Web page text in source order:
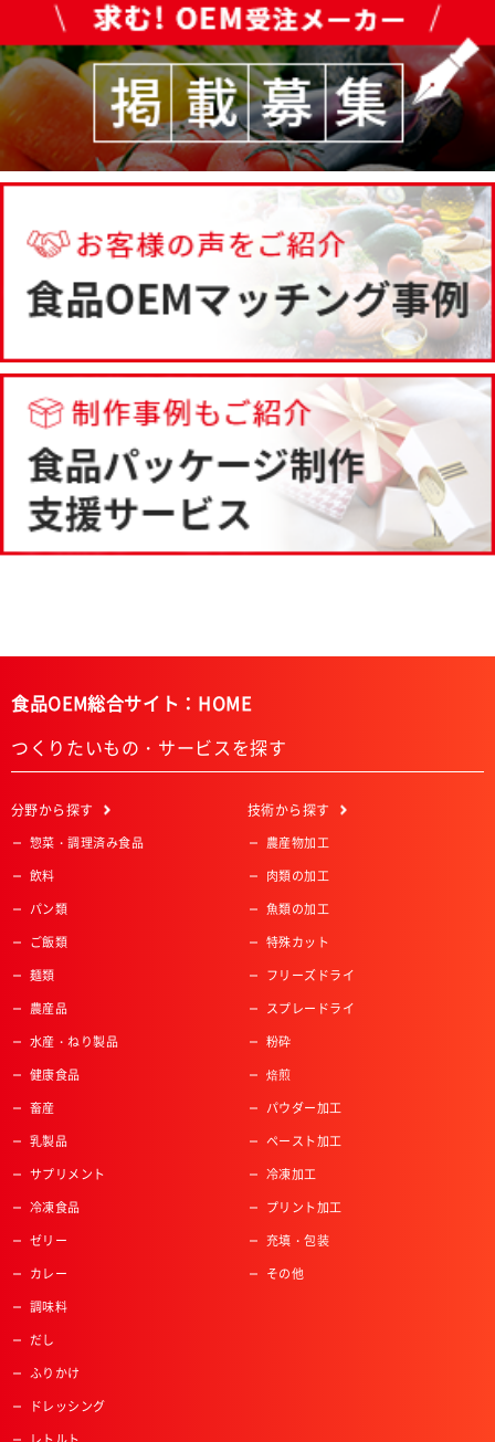
食品OEM総合サイト：HOME
つくりたいもの・サービスを探す
分野から探す
惣菜・調理済み食品
飲料
パン類
ご飯類
麺類
農産品
水産・ねり製品
健康食品
畜産
乳製品
サプリメント
冷凍食品
ゼリー
カレー
調味料
だし
ふりかけ
ドレッシング
技術から探す
農産物加工
肉類の加工
魚類の加工
特殊カット
フリーズドライ
スプレードライ
粉砕
焙煎
パウダー加工
ペースト加工
冷凍加工
プリント加工
充填・包装
その他